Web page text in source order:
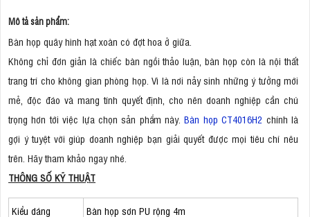
Mô tả sản phẩm:
Bàn họp quây hình hạt xoàn có đợt hoa ở giữa.
​Không chỉ đơn giản là chiếc bàn ngồi thảo luận, bàn họp còn là nội thất
trang trí cho không gian phòng họp. Vì là nơi nảy sinh những ý tưởng mới
mẻ, độc đáo và mang tính quyết định, cho nên doanh nghiệp cần chú
trọng hơn tới việc lựa chọn sản phẩm này.Bàn họp CT4016H2 chính là
gợi ý tuyệt vời giúp doanh nghiệp bạn giải quyết được mọi tiêu chí nêu
trên. Hãy tham khảo ngay nhé.
THÔNG SỐ KỸ THUẬT
Kiểu dáng
Bàn họp sơn PU rộng 4m